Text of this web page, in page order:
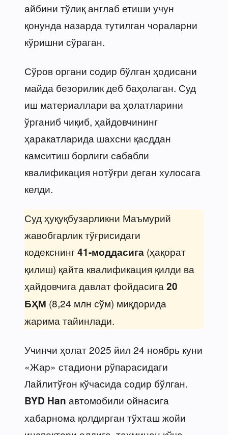
айбини тўлиқ англаб етиши учун
қонунда назарда тутилган чораларни
кўришни сўраган.
Сўров органи содир бўлган ҳодисани
майда безорилик деб баҳолаган. Суд
иш материаллари ва ҳолатларини
ўрганиб чиқиб, ҳайдовчининг
ҳаракатларида шахсни қасддан
камситиш борлиги сабабли
квалификация нотўғри деган хулосага
келди.
Суд ҳуқуқбузарликни Маъмурий
жавобгарлик тўғрисидаги
кодекснинг41-моддасига (ҳақорат
қилиш) қайта квалификация қилди ва
ҳайдовчига давлат фойдасига 20
БҲМ (8,24 млн сўм) миқдорида
жарима тайинлади.
Учинчи ҳолат 2025 йил 24 ноябрь куни
«Жар» стадиони рўпарасидаги
Лайлитўғон кўчасида содир бўлган.
BYD Han автомобили ойнасига
хабарнома қолдирган тўхташ жойи